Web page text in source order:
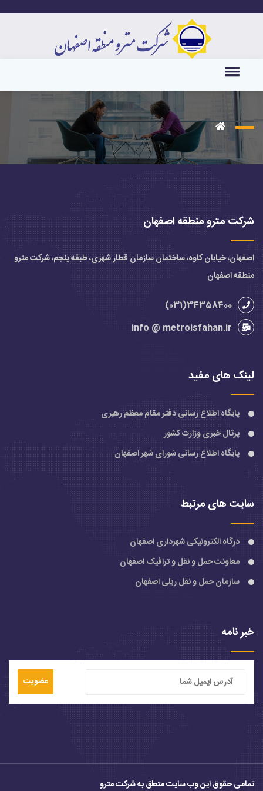
شرکت مترو منطقه اصفهان
اصفهان، خیابان کاوه، ساختمان سازمان قطار شهری، طبقه پنجم، شرکت مترو
منطقه اصفهان
34358400(031)
info @ metroisfahan.ir
لینک های مفید
پایگاه اطلاع رسانی دفتر مقام معظم رهبری
پرتال خبری وزارت کشور
پایگاه اطلاع رسانی شورای شهر اصفهان
سایت های مرتبط
درگاه الکترونیکی شهرداری اصفهان
معاونت حمل و نقل و ترافیک اصفهان
سازمان حمل و نقل ریلی اصفهان
خبر نامه
عضویت
تمامی حقوق این وب سایت متعلق به شرکت مترو